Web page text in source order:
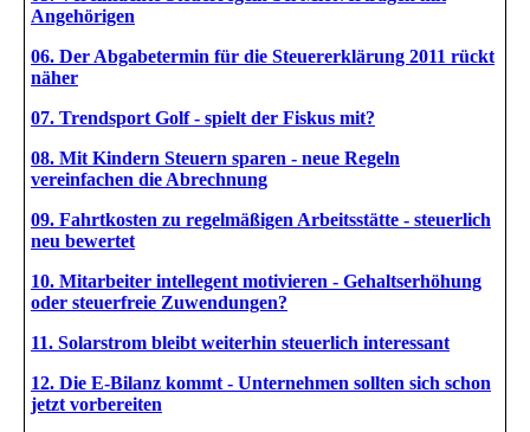
Angehörigen
06. Der Abgabetermin für die Steuererklärung 2011 rückt
näher
07. Trendsport Golf - spielt der Fiskus mit?
08. Mit Kindern Steuern sparen - neue Regeln
vereinfachen die Abrechnung
09. Fahrtkosten zu regelmäßigen Arbeitsstätte - steuerlich
neu bewertet
10. Mitarbeiter intellegent motivieren - Gehaltserhöhung
oder steuerfreie Zuwendungen?
11. Solarstrom bleibt weiterhin steuerlich interessant
12. Die E-Bilanz kommt - Unternehmen sollten sich schon
jetzt vorbereiten